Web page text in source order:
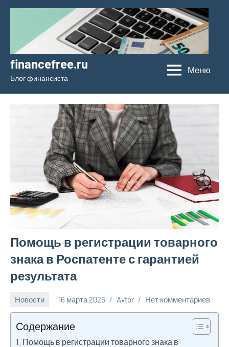
Перейти
содержимому
financefree.ru
Блог финансиста
Меню
Помощь в регистрации товарного
знака в Роспатенте с гарантией
результата
Новости 16 марта 2026 Avtor Нет комментариев
Содержание
Помощь в регистрации товарного знака в